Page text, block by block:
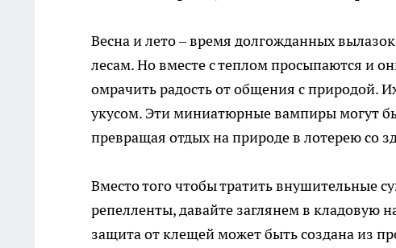
Весна и лето – время долгожданных
лесам. Но вместе с теплом просыпаются и
омрачить радость от общения с природой.
укусом. Эти миниатюрные вампиры могут
превращая отдых на природе в лотерею со
Вместо того чтобы тратить внушительные
репелленты, давайте заглянем в кладовую
защита от клещей может быть создана из